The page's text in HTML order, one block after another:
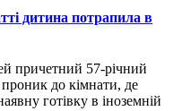
дитина потрапила в
причетний 57-річний
проник до кімнати, де
готівку в іноземній